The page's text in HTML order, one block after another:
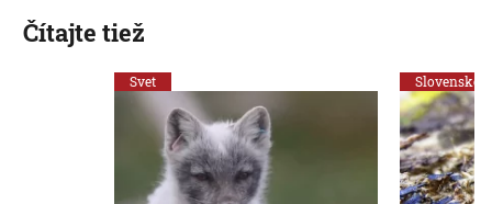
Čítajte tiež
Svet Slovensko